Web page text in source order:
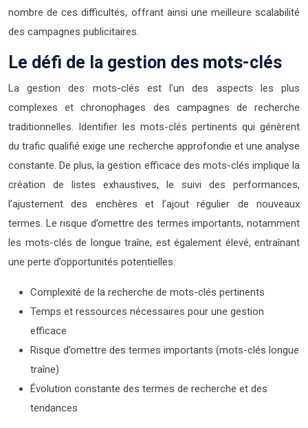
nombre de ces difficultés, offrant ainsi une meilleure scalabilité
des campagnes publicitaires.
Le défi de la gestion des mots-clés
La gestion des mots-clés est l’un des aspects les plus
complexes et chronophages des campagnes de recherche
traditionnelles. Identifier les mots-clés pertinents qui génèrent
du trafic qualifié exige une recherche approfondie et une analyse
constante. De plus, la gestion efficace des mots-clés implique la
création de listes exhaustives, le suivi des performances,
l’ajustement des enchères et l’ajout régulier de nouveaux
termes. Le risque d’omettre des termes importants, notamment
les mots-clés de longue traîne, est également élevé, entraînant
une perte d’opportunités potentielles.
Complexité de la recherche de mots-clés pertinents
Temps et ressources nécessaires pour une gestion
efficace
Risque d’omettre des termes importants (mots-clés longue
traîne)
Évolution constante des termes de recherche et des
tendances